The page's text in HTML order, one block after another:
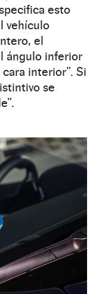
esto
vehículo
el
ángulo inferior
interior”. Si
se